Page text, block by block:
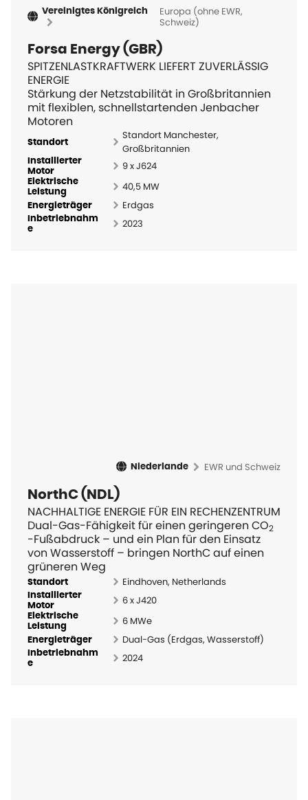
Europa (ohne EWR,
Schweiz)
Vereinigtes Königreich
Forsa Energy (GBR)
SPITZENLASTKRAFTWERK LIEFERT ZUVERLÄSSIG
ENERGIE
Stärkung der Netzstabilität in Großbritannien
mit flexiblen, schnellstartenden Jenbacher
Motoren
Standort
Standort Manchester,
Großbritannien
Installierter
Motor
9 x J624
Elektrische
Leistung
40,5 MW
Energieträger Erdgas
Inbetriebnahm
e
2023
EWR und Schweiz
Niederlande
NorthC (NDL)
NACHHALTIGE ENERGIE FÜR EIN RECHENZENTRUM
Dual-Gas-Fähigkeit für einen geringeren CO2
-Fußabdruck – und ein Plan für den Einsatz
von Wasserstoff – bringen NorthC auf einen
grüneren Weg
Standort Eindhoven, Netherlands
Installierter
Motor
6 x J420
Elektrische
Leistung
6 MWe
Energieträger Dual-Gas (Erdgas, Wasserstoff)
Inbetriebnahm
e
2024